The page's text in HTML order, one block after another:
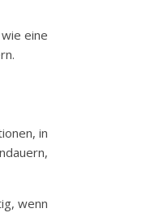
eine
in
wenn